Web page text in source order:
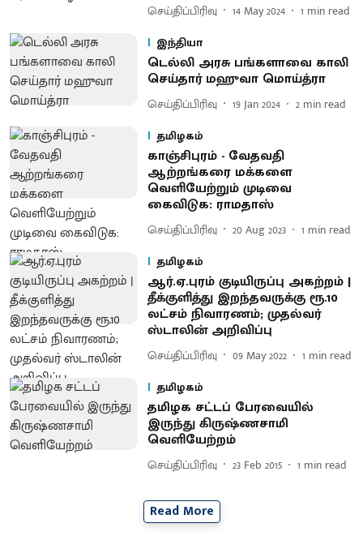
செய்திப்பிரிவு 14 May 2024 1 min read
இந்தியா
டெல்லி அரசு பங்களாவை காலி
செய்தார் மஹுவா மொய்த்ரா
செய்திப்பிரிவு 19 Jan 2024 2 min read
தமிழகம்
காஞ்சிபுரம் - வேதவதி
ஆற்றங்கரை மக்களை
வெளியேற்றும் முடிவை
கைவிடுக: ராமதாஸ்
செய்திப்பிரிவு 20 Aug 2023 1 min read
தமிழகம்
ஆர்.ஏ.புரம் குடியிருப்பு அகற்றம் |
தீக்குளித்து இறந்தவருக்கு ரூ.10
லட்சம் நிவாரணம்; முதல்வர்
ஸ்டாலின் அறிவிப்பு
செய்திப்பிரிவு 09 May 2022 1 min read
தமிழகம்
தமிழக சட்டப் பேரவையில்
இருந்து கிருஷ்ணசாமி
வெளியேற்றம்
செய்திப்பிரிவு 23 Feb 2015 1 min read
Read More